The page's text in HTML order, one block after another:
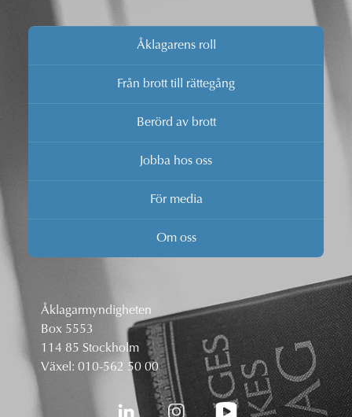
Åklagarens roll
Från brott till rättegång
Berörd av brott
Jobba hos oss
För media
Om oss
Åklagarmyndigheten
Box 5553
114 85 Stockholm
Växel: 010-562 50 00